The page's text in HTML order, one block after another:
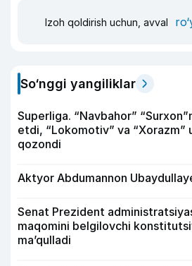
Izoh qoldirish uchun, avval
So‘nggi yangiliklar
Superliga. “Navbahor”
etdi, “Lokomotiv” va “Xorazm”
qozondi
Aktyor Abdu­mannon
Senat Prezident
maqomini belgilovchi
ma’qulladi